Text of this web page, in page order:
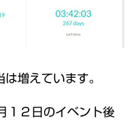
増えています。
１２日のイベント後